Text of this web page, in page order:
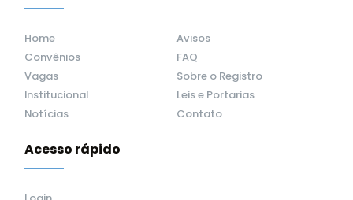
Home
Avisos
Convênios
FAQ
Vagas
Sobre o Registro
Institucional
Leis e Portarias
Notícias
Contato
Acesso rápido